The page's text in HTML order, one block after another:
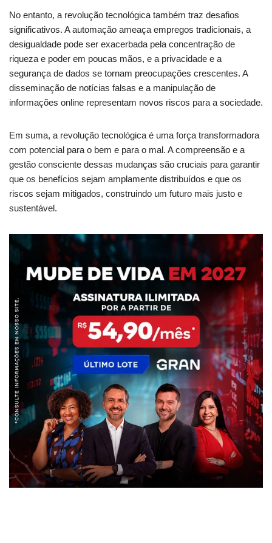
No entanto, a revolução tecnológica também traz desafios
significativos. A automação ameaça empregos tradicionais, a
desigualdade pode ser exacerbada pela concentração de
riqueza e poder em poucas mãos, e a privacidade e a
segurança de dados se tornam preocupações crescentes. A
disseminação de notícias falsas e a manipulação de
informações online representam novos riscos para a sociedade.
Em suma, a revolução tecnológica é uma força transformadora
com potencial para o bem e para o mal. A compreensão e a
gestão consciente dessas mudanças são cruciais para garantir
que os benefícios sejam amplamente distribuídos e que os
riscos sejam mitigados, construindo um futuro mais justo e
sustentável.